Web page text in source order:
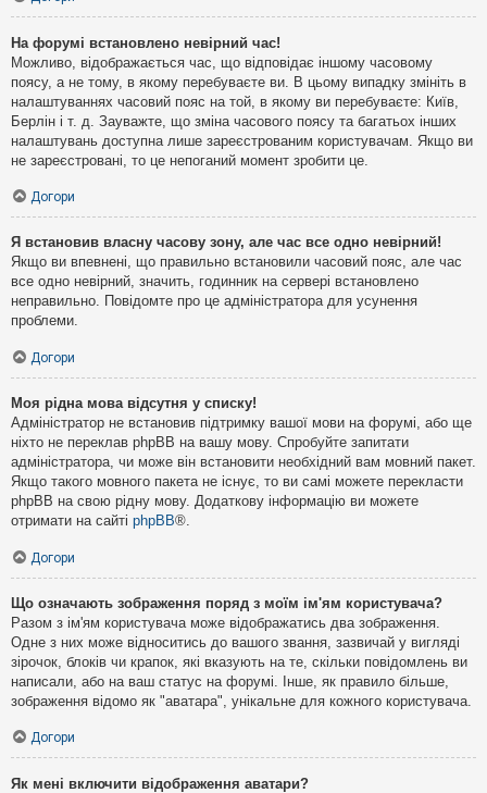
На форумі встановлено невірний час!
Можливо, відображається час, що відповідає іншому часовому
поясу, а не тому, в якому перебуваєте ви. В цьому випадку змініть в
налаштуваннях часовий пояс на той, в якому ви перебуваєте: Київ,
Берлін і т. д. Зауважте, що зміна часового поясу та багатьох інших
налаштувань доступна лише зареєстрованим користувачам. Якщо ви
не зареєстровані, то це непоганий момент зробити це.
Догори
Я встановив власну часову зону, але час все одно невірний!
Якщо ви впевнені, що правильно встановили часовий пояс, але час
все одно невірний, значить, годинник на сервері встановлено
неправильно. Повідомте про це адміністратора для усунення
проблеми.
Догори
Моя рідна мова відсутня у списку!
Адміністратор не встановив підтримку вашої мови на форумі, або ще
ніхто не переклав phpBB на вашу мову. Спробуйте запитати
адміністратора, чи може він встановити необхідний вам мовний пакет.
Якщо такого мовного пакета не існує, то ви самі можете перекласти
phpBB на свою рідну мову. Додаткову інформацію ви можете
отримати на сайті phpBB®.
Догори
Що означають зображення поряд з моїм ім'ям користувача?
Разом з ім'ям користувача може відображатись два зображення.
Одне з них може відноситись до вашого звання, зазвичай у вигляді
зірочок, блоків чи крапок, які вказують на те, скільки повідомлень ви
написали, або на ваш статус на форумі. Інше, як правило більше,
зображення відомо як "аватара", унікальне для кожного користувача.
Догори
Як мені включити відображення аватари?